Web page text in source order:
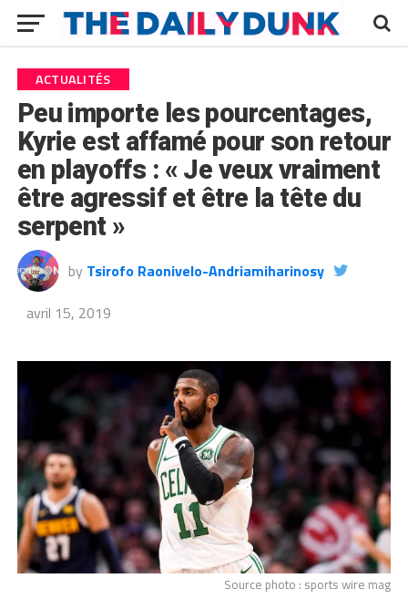
ACTUALITÉS
Peu importe les pourcentages,
Kyrie est affamé pour son retour
en playoffs : « Je veux vraiment
être agressif et être la tête du
serpent »
by Tsirofo Raonivelo-Andriamiharinosy
avril 15, 2019
Source photo : sports wire mag